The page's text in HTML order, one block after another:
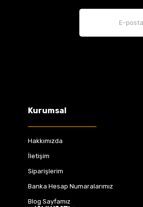
Kurumsal
Hakkımızda
İletişim
Siparişlerim
Banka Hesap Numaralarımız
Blog Sayfamız